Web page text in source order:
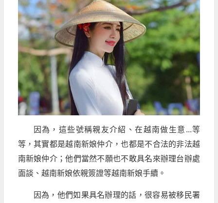
因為，這些號稱親友介紹、在越南做生意...等
等，其實都是越南新娘仲介，也都是不合法的非法越
南新娘仲介；他們當然不願也不敢具名來辦理台辦處
面談、越南新娘依親簽證等越南新娘手續。
因為，他們如果具名辦理的話，很容易被移民署